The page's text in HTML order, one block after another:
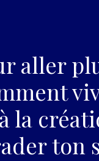
aller
la
ton